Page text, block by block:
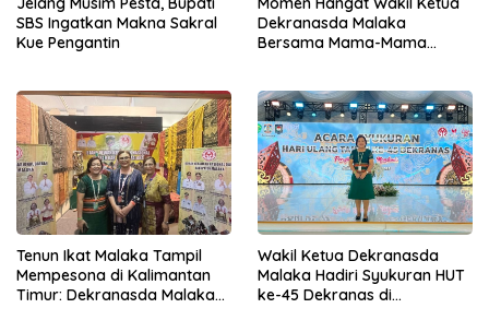
SBS Ingatkan Makna Sakral
Kue Pengantin
Dekranasda Malaka
Bersama Mama-Mama
Tenun Ikat Malaka Tampil
Mempesona di Kalimantan
Timur: Dekranasda Malaka
Wakil Ketua Dekranasda
Malaka Hadiri Syukuran HUT
ke-45 Dekranas di